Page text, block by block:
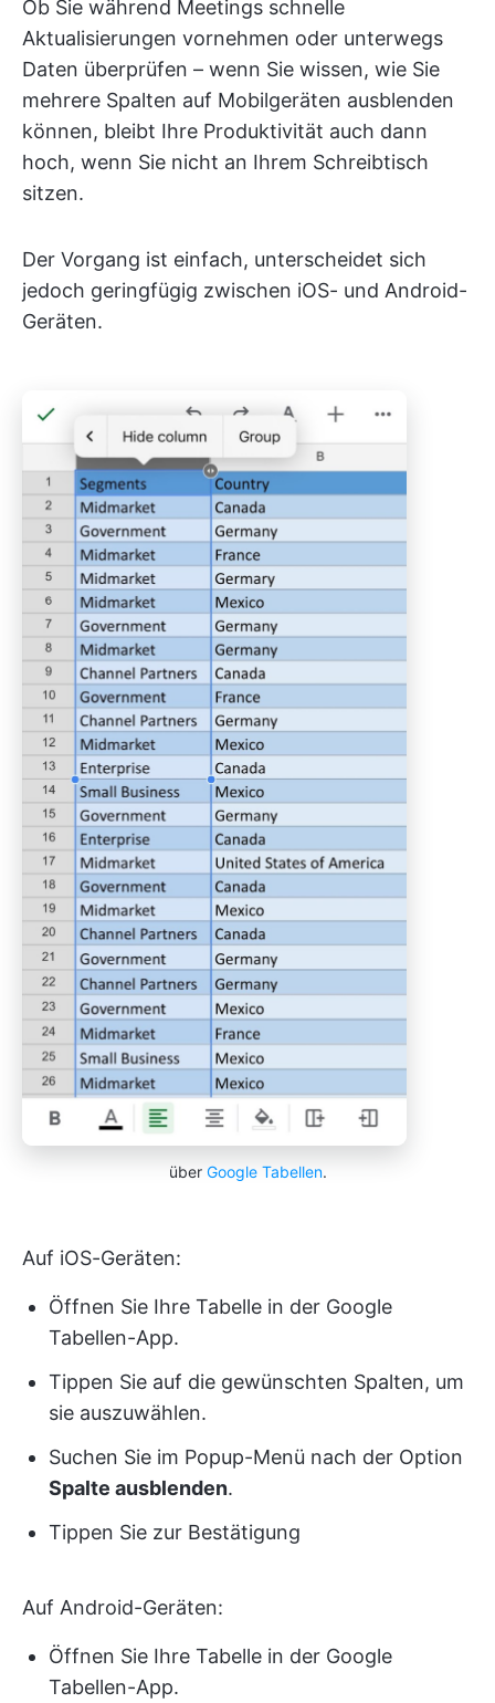
Ob Sie während Meetings schnelle
Aktualisierungen vornehmen oder unterwegs
Daten überprüfen – wenn Sie wissen, wie Sie
mehrere Spalten auf Mobilgeräten ausblenden
können, bleibt Ihre Produktivität auch dann
hoch, wenn Sie nicht an Ihrem Schreibtisch
sitzen.
Der Vorgang ist einfach, unterscheidet sich
jedoch geringfügig zwischen iOS- und Android-
Geräten.
über Google Tabellen.
Auf iOS-Geräten:
Öffnen Sie Ihre Tabelle in der Google
Tabellen-App.
Tippen Sie auf die gewünschten Spalten, um
sie auszuwählen.
Suchen Sie im Popup-Menü nach der Option
Spalte ausblenden.
Tippen Sie zur Bestätigung
Auf Android-Geräten:
Öffnen Sie Ihre Tabelle in der Google
Tabellen-App.